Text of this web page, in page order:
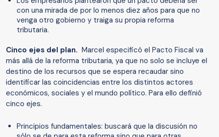
con una mirada de por lo menos diez años para que no
venga otro gobierno y traiga su propia reforma
tributaria.
Cinco ejes del plan. Marcel especificó el Pacto Fiscal va
más allá de la reforma tributaria, ya que no solo se incluye el
destino de los recursos que se espera recaudar sino
identificar las coincidencias entre los distintos actores
económicos, sociales y el mundo político. Para ello definió
cinco ejes.
Principios fundamentales: buscará que la discusión no